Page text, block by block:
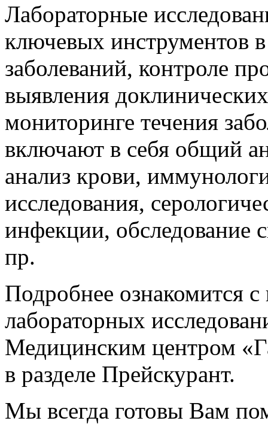
Лабораторные
ключевых инструментов
заболеваний, контроле
выявления
мониторинге течения
включают в себя общий
анализ крови,
исследования,
инфекции, обследование
пр.
Подробнее ознакомится
лабораторных
Медицинским центром
в разделе Прейскурант.
Мы всегда готовы Вам